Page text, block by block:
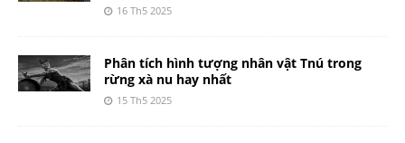
16 Th5 2025
Phân tích hình tượng nhân vật Tnú trong
rừng xà nu hay nhất
15 Th5 2025